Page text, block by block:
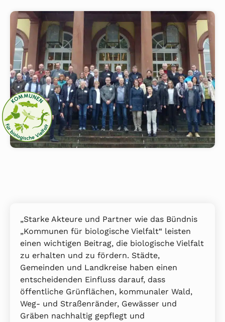
„Starke Akteure und Partner wie das Bündnis
„Kommunen für biologische Vielfalt“ leisten
einen wichtigen Beitrag, die biologische Vielfalt
zu erhalten und zu fördern. Städte,
Gemeinden und Landkreise haben einen
entscheidenden Einfluss darauf, dass
öffentliche Grünflächen, kommunaler Wald,
Weg- und Straßenränder, Gewässer und
Gräben nachhaltig gepflegt und